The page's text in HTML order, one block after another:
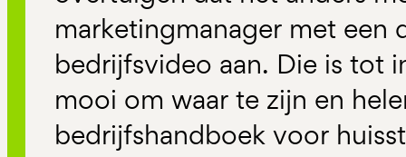
marketingmanager met een
bedrijfsvideo aan. Die is tot
mooi om waar te zijn en
bedrijfshandboek voor